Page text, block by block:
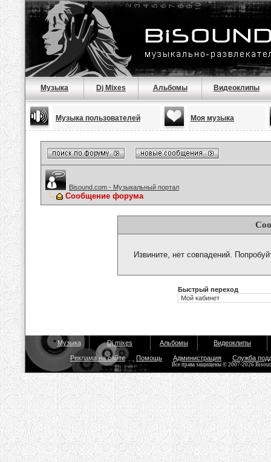
Музыка Dj Mixes Альбомы Видеоклипы
Музыка пользователей Моя музыка
Bisound.com - Музыкальный портал
Сообщение форума
Извините, нет совпадений.
Быстрый переход
Музыка Dj mixes Альбомы Видеоклипы
Реклама на сайте Помощь Администрация Служба
Все права защищены © 2007-2026